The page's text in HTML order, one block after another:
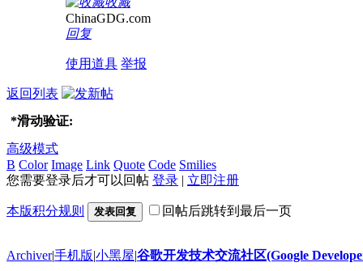
ChinaGDG.com
回复
使用道具 举报
返回列表
*滑动验证:
高级模式
B Color Image Link Quote Code Smilies
您需要登录后才可以回帖 登录 | 立即注册
本版积分规则 发表回复 回帖后跳转到最后一页
Archiver|手机版|小黑屋|谷歌开发技术交流社区(Google